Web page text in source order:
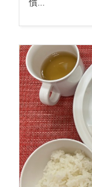
慣...